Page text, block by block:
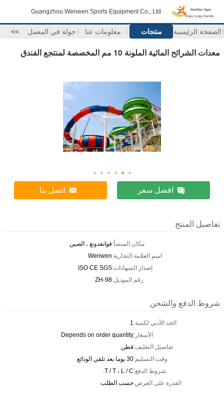
Guangzhou Wenwen Sports Equipment Co., Ltd
الصفحة الرئيسية منتجات معلومات عنا جولة في المعمل >>
معدات الشرائح المائية الملونة 10 مم المخصصة لمنتجع الفندق
افضل سعر اتصل بنا
تفاصيل المنتج
مكان المنشأ:قوانغدونغ ، الصين
اسم العلامة التجارية:Wenwen
إصدار الشهادات:ISO CE SGS
رقم الموديل:ZH-98
شروط الدفع والشحن
الحد الأدنى لكمية:1
الأسعار:Depends on order quantity
تفاصيل التغليف:قطن
وقت التسليم:30 يوما بعد تلقي الودائع
شروط الدفع:T / T ، L / C.
القدرة على العرض:حسب الطلب